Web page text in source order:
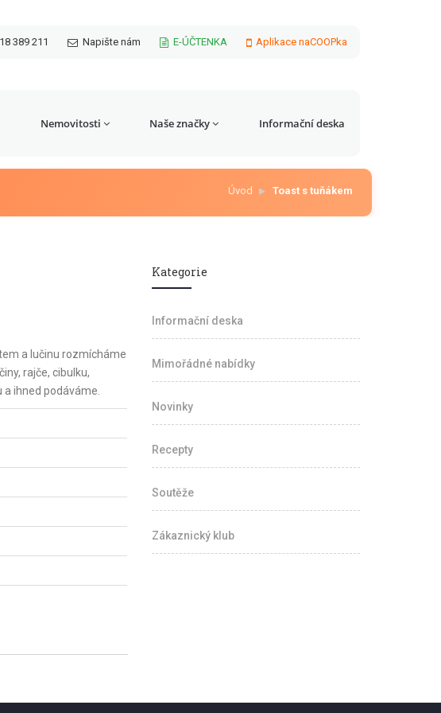
389 211 Napište nám E-ÚČTENKA Aplikace naCOOPka
Nemovitosti Naše značky Informační deska
Úvod Toast s tuňákem
a lučinu rozmícháme
rajče, cibulku,
ihned podáváme.
Kategorie
Informační deska
Mimořádné nabídky
Novinky
Recepty
Soutěže
Zákaznický klub